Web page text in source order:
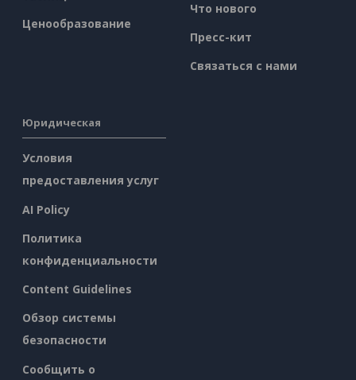
Ценообразование
Что нового
Пресс-кит
Связаться с нами
Юридическая
Условия
предоставления услуг
AI Policy
Политика
конфиденциальности
Content Guidelines
Обзор системы
безопасности
Сообщить о